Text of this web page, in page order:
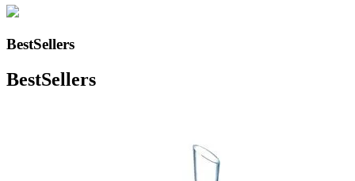
BestSellers
BestSellers